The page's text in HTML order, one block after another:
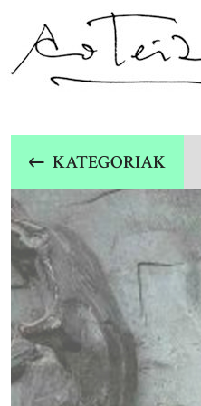
KATEGORIAK